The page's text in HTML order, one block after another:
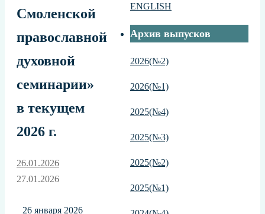
Смоленской
православной
духовной
семинарии»
в текущем
2026 г.
26.01.2026
27.01.2026
26 января 2026
ENGLISH
Архив выпусков
2026(№2)
2026(№1)
2025(№4)
2025(№3)
2025(№2)
2025(№1)